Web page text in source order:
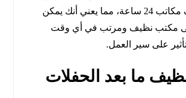
شركة تنظيف مكاتب 24 ساعة، مما يعني أنك يمكن
مكتب نظيف ومرتب في أي وقت
على سير العمل.
ما بعد الحفلات